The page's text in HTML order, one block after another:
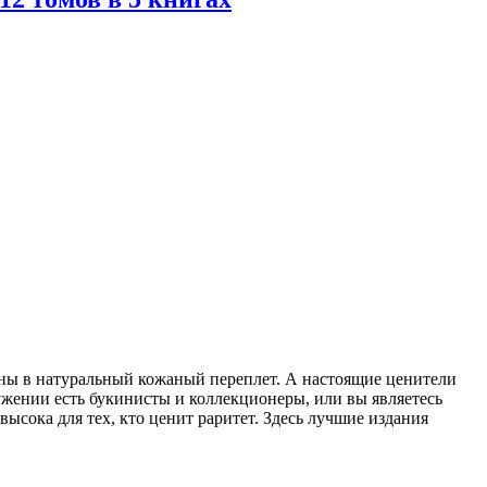
в натуральный кожаный переплет. А настоящие ценители
есть букинисты и коллекционеры, или вы являетесь
для тех, кто ценит раритет. Здесь лучшие издания